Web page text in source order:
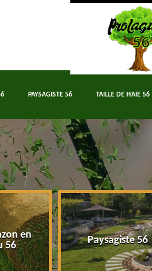
PAYSAGISTE 56 TAILLE DE HAIE 56
en
56
Paysagiste 56